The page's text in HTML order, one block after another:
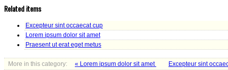
Related items
Excepteur sint occaecat cup
Lorem ipsum dolor sit amet
Praesent ut erat eget metus
More in this category: « Lorem ipsum dolor sit amet Excepteur sint